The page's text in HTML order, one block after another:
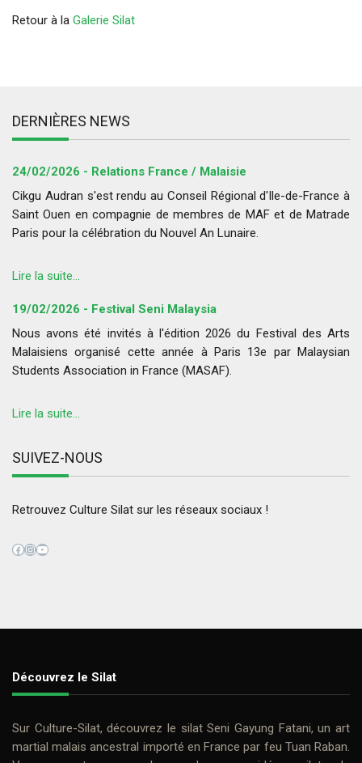
Retour à la Galerie Silat
DERNIÈRES NEWS
24/02/2026 - Relations France / Malaisie
Cikgu Audran s'est rendu au Conseil Régional d'Ile-de-France à
Saint Ouen en compagnie de membres de MAF et de Matrade
Paris pour la célébration du Nouvel An Lunaire.
Lire la suite...
19/02/2026 - Festival Seni Malaysia
Nous avons été invités à l'édition 2026 du Festival des Arts
Malaisiens organisé cette année à Paris 13e par Malaysian
Students Association in France (MASAF).
Lire la suite...
SUIVEZ-NOUS
Retrouvez Culture Silat sur les réseaux sociaux !
Facebook
Instagram
YouTube
Découvrez le Silat
Sur Culture-Silat, découvrez le silat Seni Gayung Fatani, un art
martial malais ancestral importé en France par feu Tuan Raban.